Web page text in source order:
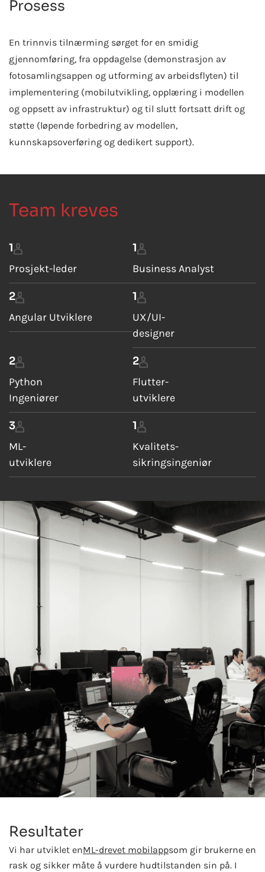
Prosess
En trinnvis tilnærming sørget for en smidig
gjennomføring, fra oppdagelse (demonstrasjon av
fotosamlingsappen og utforming av arbeidsflyten) til
implementering (mobilutvikling, opplæring i modellen
og oppsett av infrastruktur) og til slutt fortsatt drift og
støtte (løpende forbedring av modellen,
kunnskapsoverføring og dedikert support).
Team kreves
1
Prosjekt-leder
1
Business Analyst
2
Angular Utviklere
1
UX/UI-
designer
2
Python
Ingeniører
2
Flutter-
utviklere
3
ML-
utviklere
1
Kvalitets-
sikringsingeniør
Resultater
Vi har utviklet enML-drevet mobilappsom gir brukerne en
rask og sikker måte å vurdere hudtilstanden sin på. I